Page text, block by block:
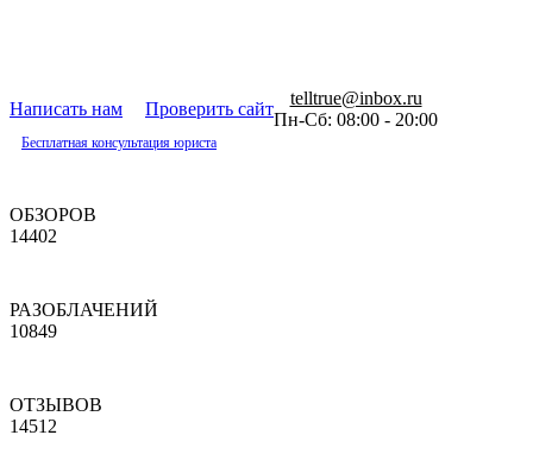
Написать нам Проверить сайт
telltrue@inbox.ru
Пн-Сб: 08:00 - 20:00
Бесплатная консультация юриста
ОБЗОРОВ
14402
РАЗОБЛАЧЕНИЙ
10849
ОТЗЫВОВ
14512